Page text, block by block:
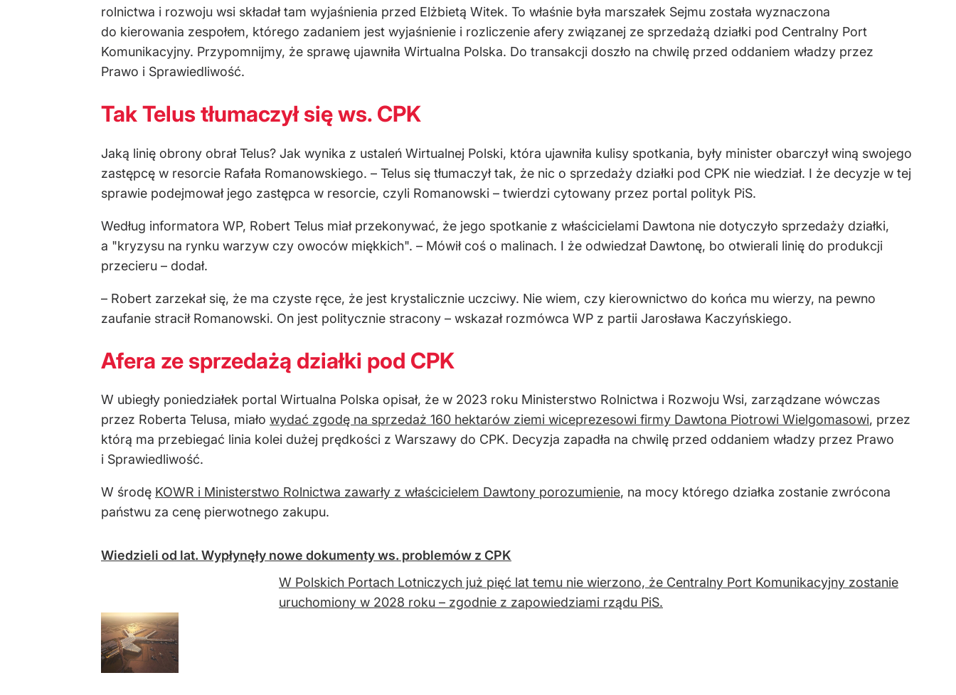
rolnictwa i rozwoju wsi składał tam wyjaśnienia przed Elżbietą Witek. To właśnie była marszałek Sejmu została wyznaczona
do kierowania zespołem, którego zadaniem jest wyjaśnienie i rozliczenie afery związanej ze sprzedażą działki pod Centralny Port
Komunikacyjny. Przypomnijmy, że sprawę ujawniła Wirtualna Polska. Do transakcji doszło na chwilę przed oddaniem władzy przez
Prawo i Sprawiedliwość.
Tak Telus tłumaczył się ws. CPK
Jaką linię obrony obrał Telus? Jak wynika z ustaleń Wirtualnej Polski, która ujawniła kulisy spotkania, były minister obarczył winą swojego
zastępcę w resorcie Rafała Romanowskiego. – Telus się tłumaczył tak, że nic o sprzedaży działki pod CPK nie wiedział. I że decyzje w tej
sprawie podejmował jego zastępca w resorcie, czyli Romanowski – twierdzi cytowany przez portal polityk PiS.
Według informatora WP, Robert Telus miał przekonywać, że jego spotkanie z właścicielami Dawtona nie dotyczyło sprzedaży działki,
a "kryzysu na rynku warzyw czy owoców miękkich". – Mówił coś o malinach. I że odwiedzał Dawtonę, bo otwierali linię do produkcji
przecieru – dodał.
– Robert zarzekał się, że ma czyste ręce, że jest krystalicznie uczciwy. Nie wiem, czy kierownictwo do końca mu wierzy, na pewno
zaufanie stracił Romanowski. On jest politycznie stracony – wskazał rozmówca WP z partii Jarosława Kaczyńskiego.
Afera ze sprzedażą działki pod CPK
W ubiegły poniedziałek portal Wirtualna Polska opisał, że w 2023 roku Ministerstwo Rolnictwa i Rozwoju Wsi, zarządzane wówczas
przez Roberta Telusa, miało wydać zgodę na sprzedaż 160 hektarów ziemi wiceprezesowi firmy Dawtona Piotrowi Wielgomasowi, przez
którą ma przebiegać linia kolei dużej prędkości z Warszawy do CPK. Decyzja zapadła na chwilę przed oddaniem władzy przez Prawo
i Sprawiedliwość.
W środę KOWR i Ministerstwo Rolnictwa zawarły z właścicielem Dawtony porozumienie, na mocy którego działka zostanie zwrócona
państwu za cenę pierwotnego zakupu.
Wiedzieli od lat. Wypłynęły nowe dokumenty ws. problemów z CPK
W Polskich Portach Lotniczych już pięć lat temu nie wierzono, że Centralny Port Komunikacyjny zostanie
uruchomiony w 2028 roku – zgodnie z zapowiedziami rządu PiS.